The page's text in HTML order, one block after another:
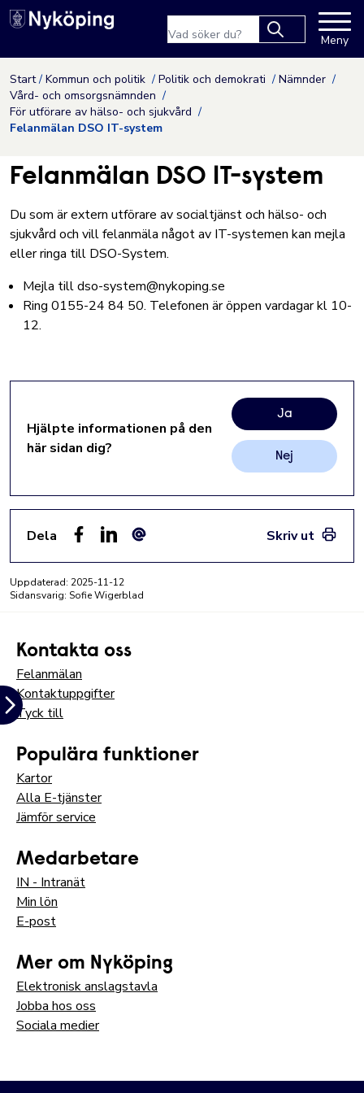
Hoppa till innehåll
Nyköpings kommuns
results.
Meny
Start Kommun och politik Politik och demokrati
Nämnder
Vård- och omsorgsnämnden
För utförare av hälso- och sjukvård
Felanmälan DSO IT-system
Felanmälan DSO IT-system
Du som är extern utförare av socialtjänst och hälso- och
sjukvård och vill felanmäla något av IT-systemen kan mejla
eller ringa till DSO-System.
Mejla tilldso-system@nykoping.se
Ring 0155-24 84 50. Telefonen är öppen vardagar kl 10-
12.
Hjälpte informationen på den
här sidan dig?
Ja
Nej
Dela
Skriv ut
Uppdaterad: 2025-11-12
Sidansvarig: Sofie Wigerblad
Kontakta oss
Felanmälan
Kontaktuppgifter
Tyck till
Populära funktioner
Kartor
Alla E-tjänster
Jämför service
Medarbetare
IN - Intranät
Min lön
E-post
Mer om Nyköping
Elektronisk anslagstavla
Jobba hos oss
Sociala medier